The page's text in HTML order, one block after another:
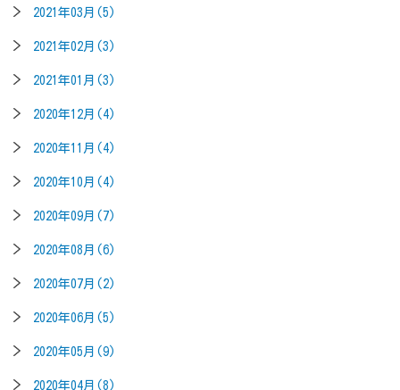
2021年03月(5)
2021年02月(3)
2021年01月(3)
2020年12月(4)
2020年11月(4)
2020年10月(4)
2020年09月(7)
2020年08月(6)
2020年07月(2)
2020年06月(5)
2020年05月(9)
2020年04月(8)